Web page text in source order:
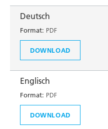
Deutsch
Format: PDF
DOWNLOAD
Englisch
Format: PDF
DOWNLOAD